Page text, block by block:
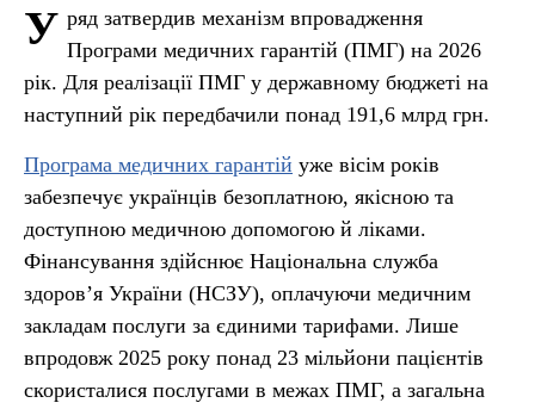
У ряд затвердив механізм впровадження
Програми медичних гарантій (ПМГ) на 2026
рік. Для реалізації ПМГ у державному бюджеті на
наступний рік передбачили понад 191,6 млрд грн.
Програма медичних гарантій уже вісім років
забезпечує українців безоплатною, якісною та
доступною медичною допомогою й ліками.
Фінансування здійснює Національна служба
здоров’я України (НСЗУ), оплачуючи медичним
закладам послуги за єдиними тарифами. Лише
впродовж 2025 року понад 23 мільйони пацієнтів
скористалися послугами в межах ПМГ, а загальна